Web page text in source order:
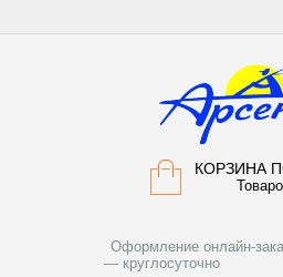
КОРЗИНА
Оформление онлайн-
— круглосуточно